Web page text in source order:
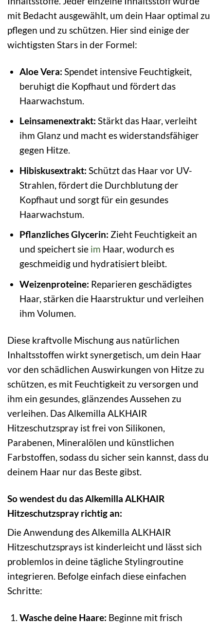
mit Bedacht ausgewählt, um dein Haar optimal zu
pflegen und zu schützen. Hier sind einige der
wichtigsten Stars in der Formel:
Aloe Vera: Spendet intensive Feuchtigkeit,
beruhigt die Kopfhaut und fördert das
Haarwachstum.
Leinsamenextrakt: Stärkt das Haar, verleiht
ihm Glanz und macht es widerstandsfähiger
gegen Hitze.
Hibiskusextrakt: Schützt das Haar vor UV-
Strahlen, fördert die Durchblutung der
Kopfhaut und sorgt für ein gesundes
Haarwachstum.
Pflanzliches Glycerin: Zieht Feuchtigkeit an
und speichert sie im Haar, wodurch es
geschmeidig und hydratisiert bleibt.
Weizenproteine: Reparieren geschädigtes
Haar, stärken die Haarstruktur und verleihen
ihm Volumen.
Diese kraftvolle Mischung aus natürlichen
Inhaltsstoffen wirkt synergetisch, um dein Haar
vor den schädlichen Auswirkungen von Hitze zu
schützen, es mit Feuchtigkeit zu versorgen und
ihm ein gesundes, glänzendes Aussehen zu
verleihen. Das Alkemilla ALKHAIR
Hitzeschutzspray ist frei von Silikonen,
Parabenen, Mineralölen und künstlichen
Farbstoffen, sodass du sicher sein kannst, dass du
deinem Haar nur das Beste gibst.
So wendest du das Alkemilla ALKHAIR
Hitzeschutzspray richtig an:
Die Anwendung des Alkemilla ALKHAIR
Hitzeschutzsprays ist kinderleicht und lässt sich
problemlos in deine tägliche Stylingroutine
integrieren. Befolge einfach diese einfachen
Schritte:
Wasche deine Haare: Beginne mit frisch